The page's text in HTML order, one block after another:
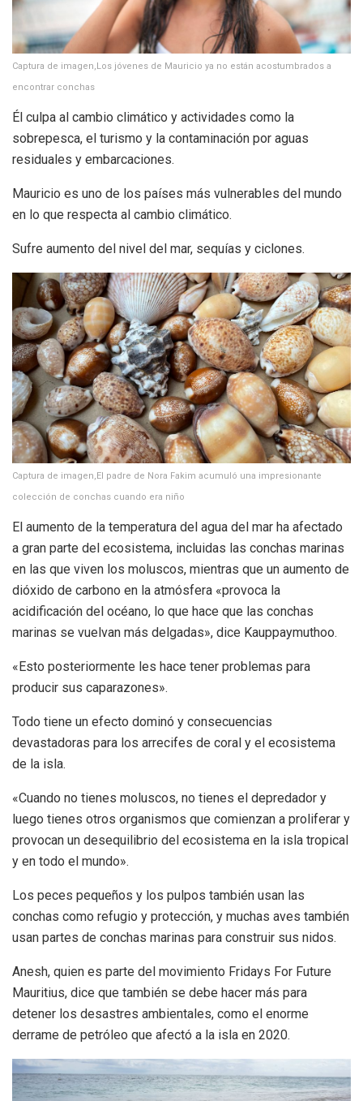
Captura de imagen,Los jóvenes de Mauricio ya no están acostumbrados a
encontrar conchas
Él culpa al cambio climático y actividades como la
sobrepesca, el turismo y la contaminación por aguas
residuales y embarcaciones.
Mauricio es uno de los países más vulnerables del mundo
en lo que respecta al cambio climático.
Sufre aumento del nivel del mar, sequías y ciclones.
Captura de imagen,El padre de Nora Fakim ​​acumuló una impresionante
colección de conchas cuando era niño
El aumento de la temperatura del agua del mar ha afectado
a gran parte del ecosistema, incluidas las conchas marinas
en las que viven los moluscos, mientras que un aumento de
dióxido de carbono en la atmósfera «provoca la
acidificación del océano, lo que hace que las conchas
marinas se vuelvan más delgadas», dice Kauppaymuthoo.
«Esto posteriormente les hace tener problemas para
producir sus caparazones».
Todo tiene un efecto dominó y consecuencias
devastadoras para los arrecifes de coral y el ecosistema
de la isla.
«Cuando no tienes moluscos, no tienes el depredador y
luego tienes otros organismos que comienzan a proliferar y
provocan un desequilibrio del ecosistema en la isla tropical
y en todo el mundo».
Los peces pequeños y los pulpos también usan las
conchas como refugio y protección, y muchas aves también
usan partes de conchas marinas para construir sus nidos.
Anesh, quien es parte del movimiento Fridays For Future
Mauritius, dice que también se debe hacer más para
detener los desastres ambientales, como el enorme
derrame de petróleo que afectó a la isla en 2020.